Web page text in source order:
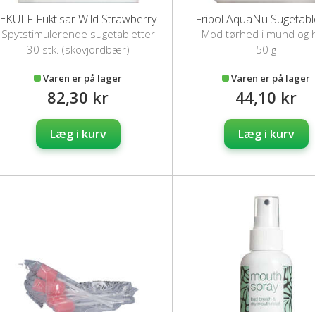
EKULF Fuktisar Wild Strawberry
Spytstimulerende sugetabletter
30 stk. (skovjordbær)
Varen er på lager
82,30 kr
Læg i kurv
Fribol AquaNu
Mod tørhed i mund og
50 g
Varen er på lager
44,10 kr
Læg i kurv